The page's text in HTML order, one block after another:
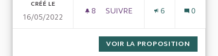
CRÉÉ LE
16/05/2022
8 8 ABONNÉS
SUIVRE
6 0
VOIR LA PROPOSITION